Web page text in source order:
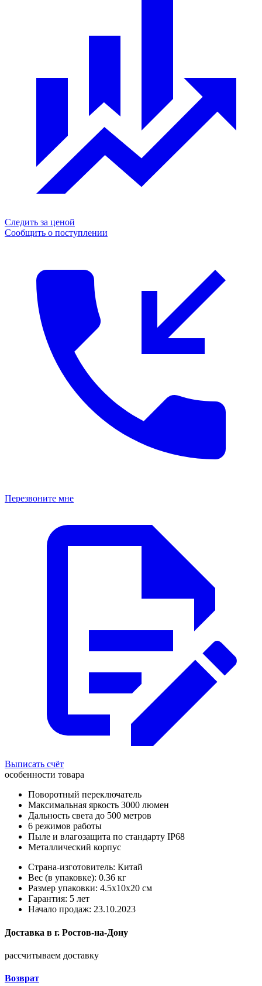
Следить за ценой
Сообщить о поступлении
Перезвоните мне
Выписать счёт
особенности товара
Поворотный переключатель
Максимальная яркость 3000 люмен
Дальность света до 500 метров
6 режимов работы
Пыле и влагозащита по стандарту IP68
Металлический корпус
Страна-изготовитель: Китай
Вес (в упаковке): 0.36 кг
Размер упаковки: 4.5x10x20 см
Гарантия: 5 лет
Начало продаж: 23.10.2023
Доставка в г. Ростов-на-Дону
рассчитываем доставку
Возврат